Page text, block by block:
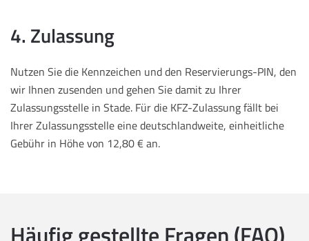
4. Zulassung
Nutzen Sie die Kennzeichen und den Reservierungs-PIN, den
wir Ihnen zusenden und gehen Sie damit zu Ihrer
Zulassungsstelle in Stade. Für die KFZ-Zulassung fällt bei
Ihrer Zulassungsstelle eine deutschlandweite, einheitliche
Gebühr in Höhe von 12,80 € an.